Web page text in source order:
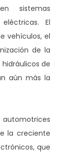
sistemas
El
vehículos, el
de la
de
aún más la
la creciente
que